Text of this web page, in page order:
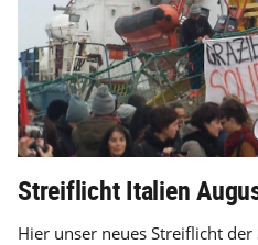
Streiflicht Italien
Hier unser neues Streiflicht